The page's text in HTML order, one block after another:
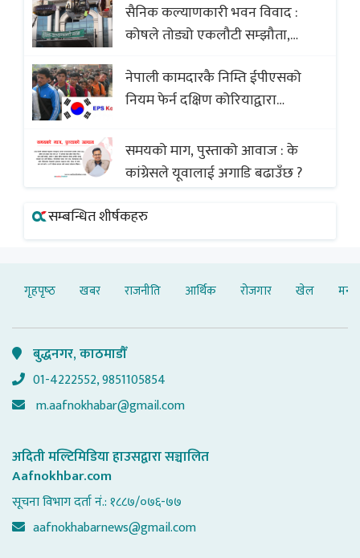
सैनिक कल्याणकारी भवन विवाद :
कोषले तोड्यो एकलौटी सम्झौता,
(भिडियो)
नेपाली कामदारकै निम्ति ईपीएसको
नियम फेर्न दक्षिण कोरियाद्वारा
समयको माग, पुस्ताको आवाज : के
कांग्रेसले यूवालाई अगाडि बढाउँछ ?
सम्बन्धित शीर्षकहरु
गृहपृष्‍ठ खबर राजनीति आर्थिक रोजगार खेल
बुद्धनगर, काठमाडौँ
01-4222552, 9851105854
m.aafnokhabar@gmail.com
अदिती मल्टिमिडिया हाउसद्वारा सञ्चालित
Aafnokhbar.com
सूचना विभाग दर्ता नं.: १८८७/०७६-७७
aafnokhabarnews@gmail.com